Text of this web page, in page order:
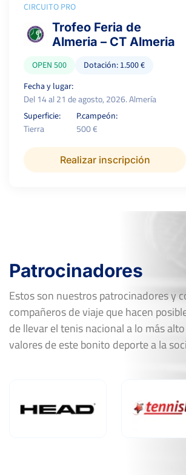
CIRCUITO PRO
Trofeo Feria de
Almeria – CT Almeria
OPEN 500
Dotación: 1.500 €
Fecha y lugar:
Del 14 al 21 de agosto, 2026. Almería
Superficie:
Tierra
P.campeón:
500 €
Realizar inscripción
Patrocinadores
Estos son nuestros patrocinadores y
compañeros de viaje que hacen
de llevar el tenis nacional a lo más
valores de este bonito deporte a la